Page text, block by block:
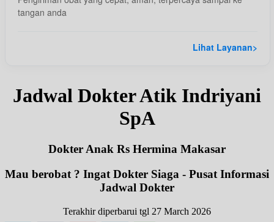
tangan anda
Lihat Layanan>
Jadwal Dokter Atik Indriyani
SpA
Dokter Anak Rs Hermina Makasar
Mau berobat ? Ingat Dokter Siaga - Pusat Informasi
Jadwal Dokter
Terakhir diperbarui tgl 27 March 2026